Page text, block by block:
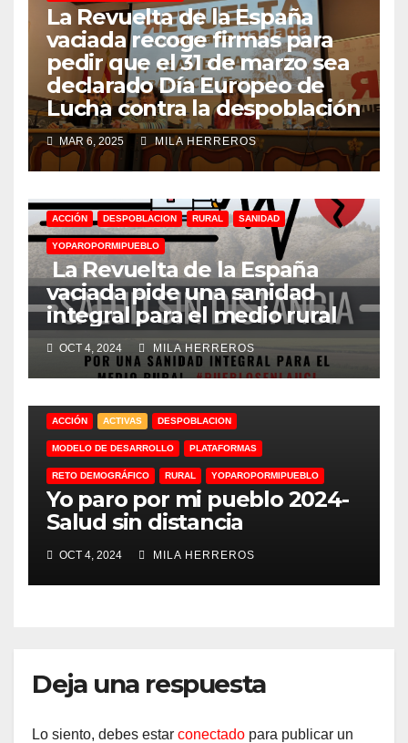
La Revuelta de la España
vaciada recoge firmas para
pedir que el 31 de marzo sea
declarado Día Europeo de
Lucha contra la despoblación
MAR 6, 2025 MILA HERREROS
ACCIÓN DESPOBLACION RURAL SANIDAD
YOPAROPORMIPUEBLO
La Revuelta de la España
vaciada pide una sanidad
integral para el medio rural
OCT 4, 2024 MILA HERREROS
ACCIÓN ACTIVAS DESPOBLACION
MODELO DE DESARROLLO PLATAFORMAS
RETO DEMOGRÁFICO RURAL YOPAROPORMIPUEBLO
Yo paro por mi pueblo 2024-
Salud sin distancia
OCT 4, 2024 MILA HERREROS
Deja una respuesta
Lo siento, debes estar conectado para publicar un